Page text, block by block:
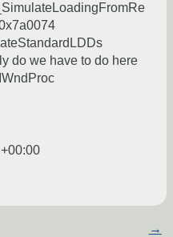
do we have to do here
→